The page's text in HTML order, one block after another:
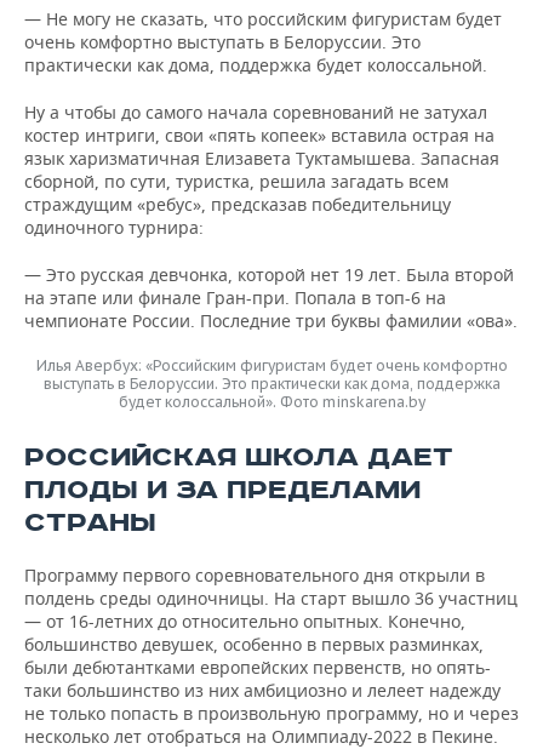
— Не могу не сказать, что российским фигуристам будет
очень комфортно выступать в Белоруссии. Это
практически как дома, поддержка будет колоссальной.
Ну а чтобы до самого начала соревнований не затухал
костер интриги, свои «пять копеек» вставила острая на
язык харизматичная Елизавета Туктамышева. Запасная
сборной, по сути, туристка, решила загадать всем
страждущим «ребус», предсказав победительницу
одиночного турнира:
— Это русская девчонка, которой нет 19 лет. Была второй
на этапе или финале Гран-при. Попала в топ-6 на
чемпионате России. Последние три буквы фамилии «ова».
Илья Авербух: «Российским фигуристам будет очень комфортно
выступать в Белоруссии. Это практически как дома, поддержка
будет колоссальной». Фото minskarena.by
РОССИЙСКАЯ ШКОЛА ДАЕТ
ПЛОДЫ И ЗА ПРЕДЕЛАМИ
СТРАНЫ
Программу первого соревновательного дня открыли в
полдень среды одиночницы. На старт вышло 36 участниц
— от 16-летних до относительно опытных. Конечно,
большинство девушек, особенно в первых разминках,
были дебютантками европейских первенств, но опять-
таки большинство из них амбициозно и лелеет надежду
не только попасть в произвольную программу, но и через
несколько лет отобраться на Олимпиаду-2022 в Пекине.